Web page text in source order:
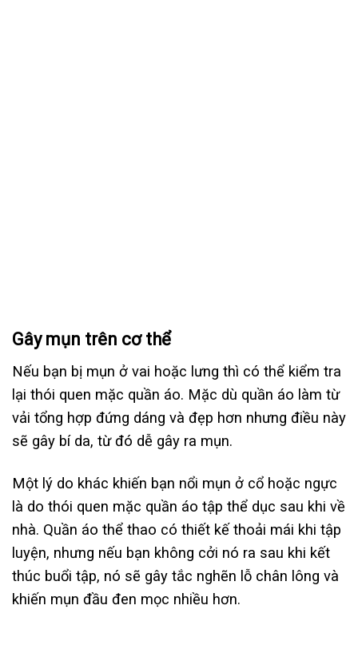
Gây mụn trên cơ thể
Nếu bạn bị mụn ở vai hoặc lưng thì có thể kiểm tra
lại thói quen mặc quần áo. Mặc dù quần áo làm từ
vải tổng hợp đứng dáng và đẹp hơn nhưng điều này
sẽ gây bí da, từ đó dễ gây ra mụn.
Một lý do khác khiến bạn nổi mụn ở cổ hoặc ngực
là do thói quen mặc quần áo tập thể dục sau khi về
nhà. Quần áo thể thao có thiết kế thoải mái khi tập
luyện, nhưng nếu bạn không cởi nó ra sau khi kết
thúc buổi tập, nó sẽ gây tắc nghẽn lỗ chân lông và
khiến mụn đầu đen mọc nhiều hơn.